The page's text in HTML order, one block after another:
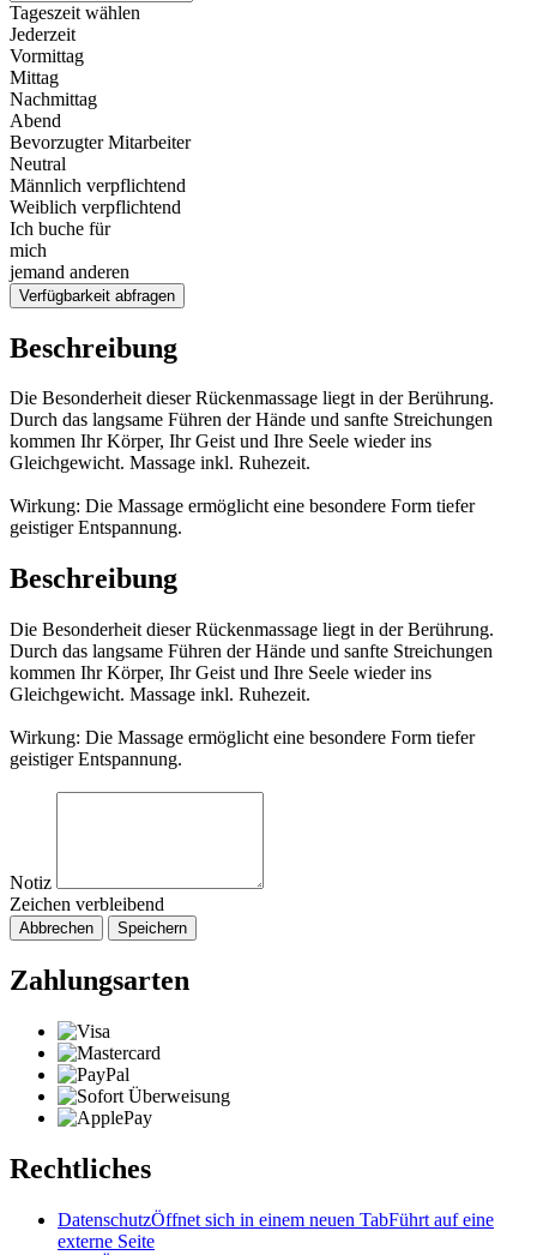
Tageszeit wählen
Jederzeit
Vormittag
Mittag
Nachmittag
Abend
Bevorzugter Mitarbeiter
Neutral
Männlich verpflichtend
Weiblich verpflichtend
Ich buche für
mich
jemand anderen
Verfügbarkeit abfragen
Beschreibung
Die Besonderheit dieser Rückenmassage liegt in der Berührung.
Durch das langsame Führen der Hände und sanfte Streichungen
kommen Ihr Körper, Ihr Geist und Ihre Seele wieder ins
Gleichgewicht. Massage inkl. Ruhezeit.
Wirkung: Die Massage ermöglicht eine besondere Form tiefer
geistiger Entspannung.
Beschreibung
Die Besonderheit dieser Rückenmassage liegt in der Berührung.
Durch das langsame Führen der Hände und sanfte Streichungen
kommen Ihr Körper, Ihr Geist und Ihre Seele wieder ins
Gleichgewicht. Massage inkl. Ruhezeit.
Wirkung: Die Massage ermöglicht eine besondere Form tiefer
geistiger Entspannung.
Notiz
Zeichen verbleibend
Abbrechen Speichern
Zahlungsarten
Rechtliches
DatenschutzÖffnet sich in einem neuen TabFührt auf eine
externe Seite